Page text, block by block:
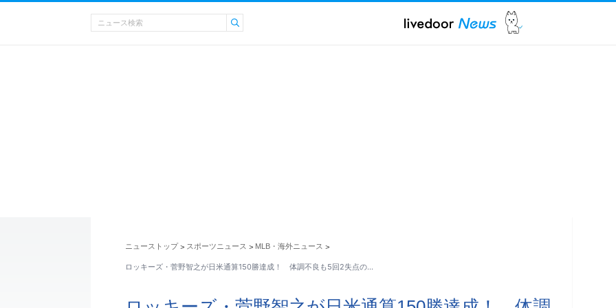
ニューストップ > スポーツニュース > MLB・海外ニュース >
ロッキーズ・菅野智之が日米通算150勝達成！ 体調不良も5回2失点の…